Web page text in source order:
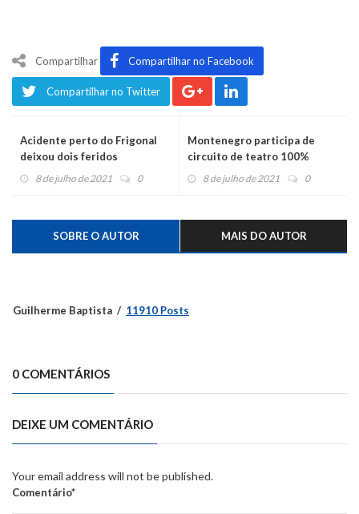
Compartilhar Compartilhar no Facebook
Compartilhar no Twitter
Acidente perto do Frigonal
deixou dois feridos
8 de julho de 2021 0
Montenegro participa de
circuito de teatro 100%
online e gratuito
8 de julho de 2021 0
SOBRE O AUTOR MAIS DO AUTOR
Guilherme Baptista 11910 Posts
0 COMENTÁRIOS
DEIXE UM COMENTÁRIO
Your email address will not be published.
Comentário*